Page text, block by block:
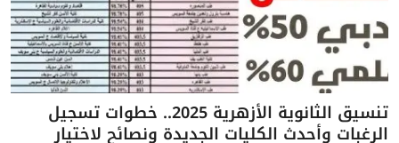
تنسيق الثانوية الأزهرية 2025.. خطوات تسجيل
الرغبات وأحدث الكليات الجديدة ونصائح لاختيار